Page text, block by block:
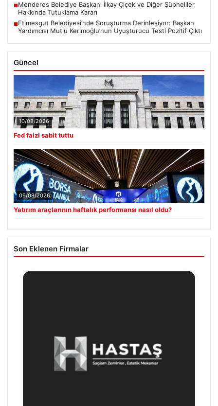
■Menderes Belediye Başkanı İlkay Çiçek ve Diğer Şüpheliler
Hakkında Tutuklama Kararı
■Etimesgut Belediyesi’nde Soruşturma Derinleşiyor: Başkan
Yardımcısı Mutlu Kerimoğlu’nun Uyuşturucu Testi Pozitif Çıktı
Güncel
10/08/2026
Fed faizi sabit tuttu
09/08/2026
Yatırım araçlarının haftalık performansı nasıl oldu?
Son Eklenen Firmalar